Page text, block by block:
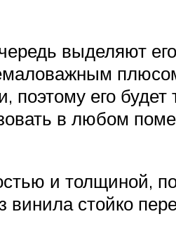
выделяют его
его
в любом
и толщиной,
стойко